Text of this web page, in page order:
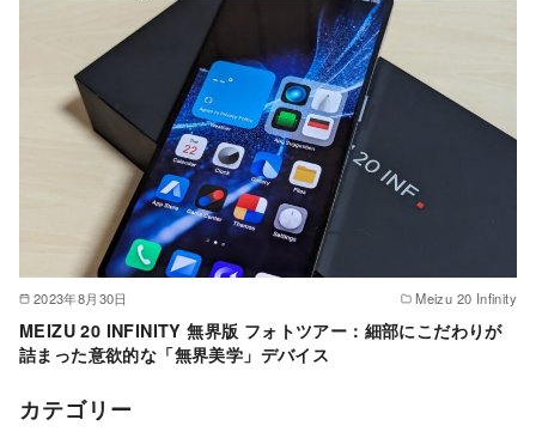
2023年8月30日 Meizu 20 Infinity
MEIZU 20 INFINITY 無界版 フォトツアー：細部にこだわりが
詰まった意欲的な「無界美学」デバイス
カテゴリー